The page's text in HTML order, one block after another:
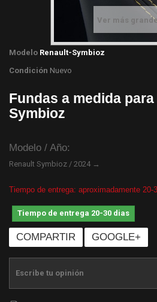
Ver más
Modelo Renault-Symbioz
Condición Nuevo
Fundas a medida
Symbioz
Modelo / Año:
Renault Symbioz / 2024 →
Tiempo de entrega: aproximadamente 20-
Tiempo de entrega 20-30 dias
COMPARTIR GOOGLE+
Escribe tu opinión